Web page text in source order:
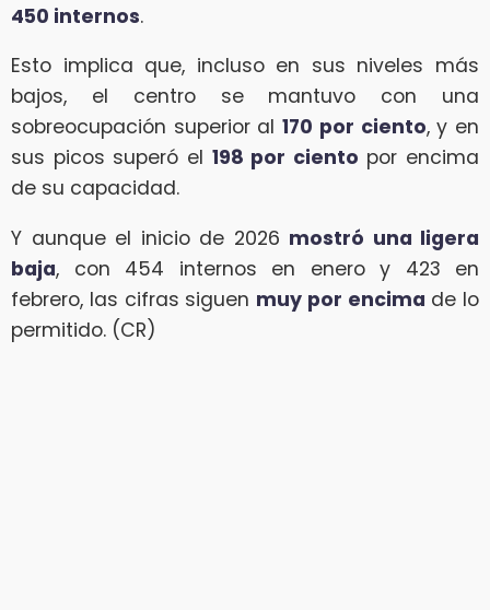
450 internos.
Esto implica que, incluso en sus niveles más
bajos, el centro se mantuvo con una
sobreocupación superior al170 por ciento, y en
sus picos superó el 198 por ciento por encima
de su capacidad.
Y aunque el inicio de 2026 mostró una ligera
baja, con 454 internos en enero y 423 en
febrero, las cifras siguen muy por encima de lo
permitido. (CR)